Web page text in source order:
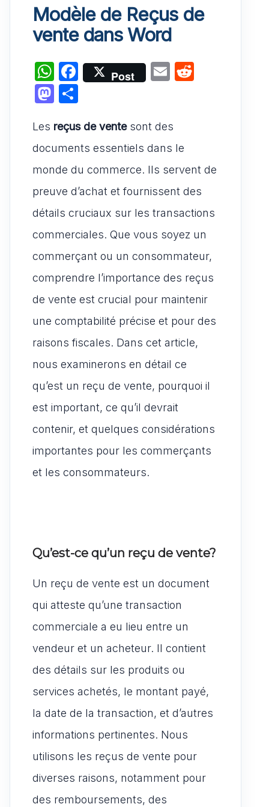
Modèle de Reçus de
vente dans Word
W
h
at
s
A
p
p
F
a
e
b
o
o
k
Post
E
l
M
st
o
d
o
n
ta
g
er
Les reçus de ventesont des
documents essentiels dans le
monde du commerce. Ils servent de
preuve d’achat et fournissent des
détails cruciaux sur les transactions
commerciales. Que vous soyez un
commerçant ou un consommateur,
comprendre l’importance des reçus
de vente est crucial pour maintenir
une comptabilité précise et pour des
raisons fiscales. Dans cet article,
nous examinerons en détail ce
qu’est un reçu de vente, pourquoi il
est important, ce qu’il devrait
contenir, et quelques considérations
importantes pour les commerçants
et les consommateurs.
Qu’est-ce qu’un reçu de vente?
Un reçu de vente est un document
qui atteste qu’une transaction
commerciale a eu lieu entre un
vendeur et un acheteur. Il contient
des détails sur les produits ou
services achetés, le montant payé,
la date de la transaction, et d’autres
informations pertinentes. Nous
utilisons les reçus de vente pour
diverses raisons, notamment pour
des remboursements, des